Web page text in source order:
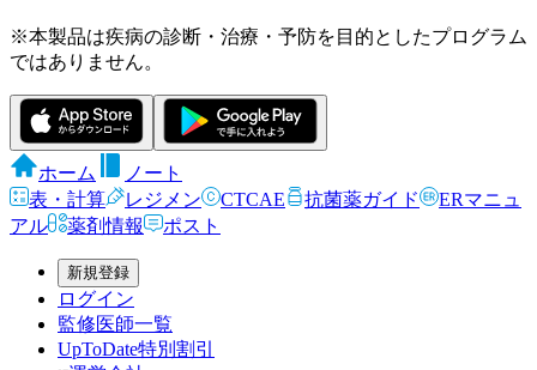
※本製品は疾病の診断・治療・予防を目的としたプログラム
ではありません。
ホーム
ノート
表・計算
レジメン CTCAE 抗菌薬ガイド
ERマニュ
アル
薬剤情報 ポスト
新規登録
ログイン
監修医師一覧
UpToDate特別割引